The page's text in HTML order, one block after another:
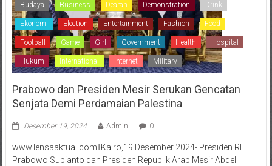
Budaya Business Dearah Demonstration Drink
Ekonomi Election Entertainment Fashion Food
Football Game Girl Government Health Hospital
Hukum International Internet Military
Prabowo dan Presiden Mesir Serukan Gencatan
Senjata Demi Perdamaian Palestina
Desember 19, 2024 Admin 0
www.lensaaktual.comǁKairo,19 Desember 2024- Presiden RI
Prabowo Subianto dan Presiden Republik Arab Mesir Abdel